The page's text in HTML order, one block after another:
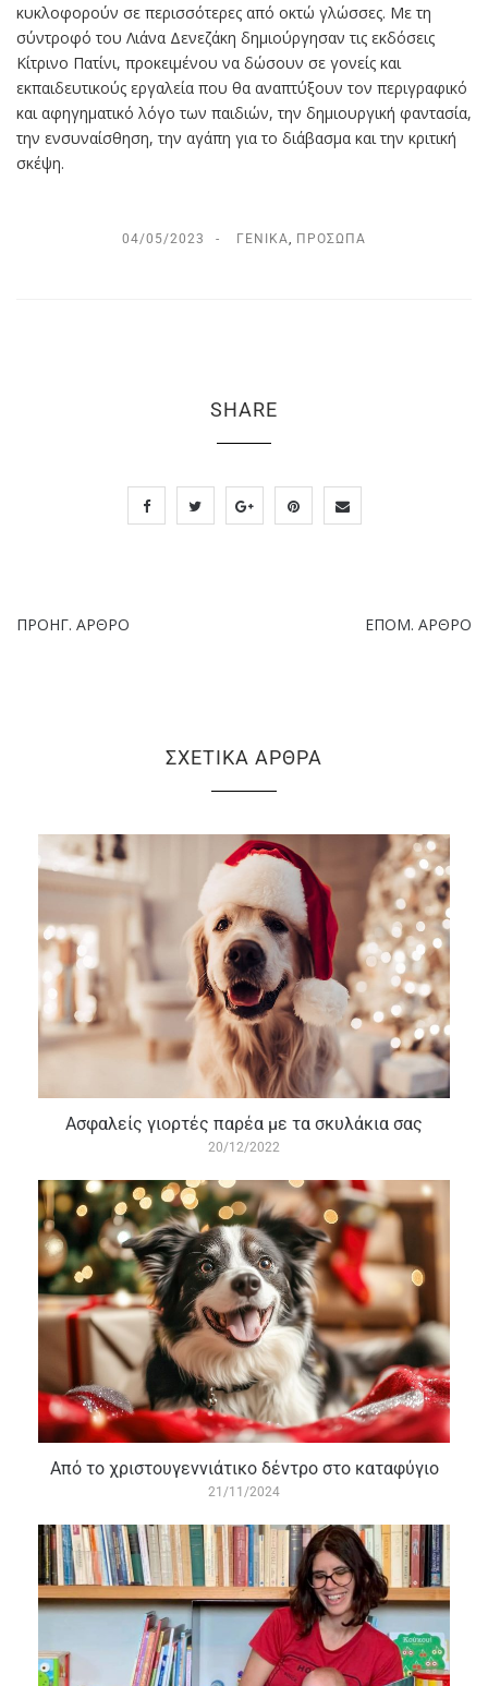
κυκλοφορούν σε περισσότερες από οκτώ γλώσσες. Με τη
σύντροφό του Λιάνα Δενεζάκη δημιούργησαν τις εκδόσεις
Κίτρινο Πατίνι, προκειμένου να δώσουν σε γονείς και
εκπαιδευτικούς εργαλεία που θα αναπτύξουν τον περιγραφικό
και αφηγηματικό λόγο των παιδιών, την δημιουργική φαντασία,
την ενσυναίσθηση, την αγάπη για το διάβασμα και την κριτική
σκέψη.
04/05/2023 ΓΕΝΙΚΆ ΠΡΌΣΩΠΑ
SHARE
ΠΡΟΗΓ. ΆΡΘΡΟ ΕΠΌΜ. ΆΡΘΡΟ
ΣΧΕΤΙΚΆ ΆΡΘΡΑ
Ασφαλείς γιορτές παρέα με τα σκυλάκια σας
20/12/2022
Από το χριστουγεννιάτικο δέντρο στο καταφύγιο
21/11/2024